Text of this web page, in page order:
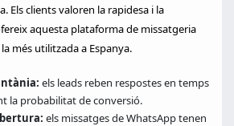
Els clients valoren la rapidesa i la
aquesta plataforma de missatgeria
més utilitzada a Espanya.
els leads reben respostes en temps
la probabilitat de conversió.
els missatges de WhatsApp tenen